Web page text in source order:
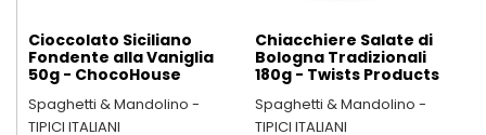
Cioccolato Siciliano
Fondente alla Vaniglia
50g - ChocoHouse
Spaghetti & Mandolino -
TIPICI ITALIANI
Chiacchiere Salate di
Bologna Tradizionali
180g - Twists Products
Spaghetti & Mandolino -
TIPICI ITALIANI